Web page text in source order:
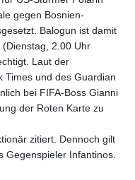
gegen Bosnien-
Balogun ist damit
(Dienstag, 2.00 Uhr
Laut der
Times und des Guardian
bei FIFA-Boss Gianni
der Roten Karte zu
zitiert. Dennoch gilt
Gegenspieler Infantinos.